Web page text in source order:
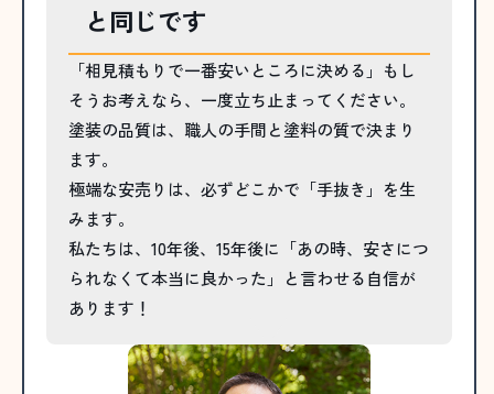
と同じです
「相見積もりで一番安いところに決める」もし
そうお考えなら、一度立ち止まってください。
塗装の品質は、職人の手間と塗料の質で決まり
ます。
極端な安売りは、必ずどこかで「手抜き」を生
みます。
私たちは、10年後、15年後に「あの時、安さにつ
られなくて本当に良かった」と言わせる自信が
あります！